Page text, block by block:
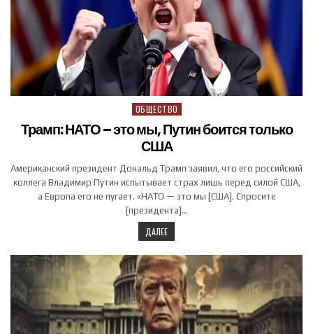
Posted in
ОБЩЕСТВО
Трамп: НАТО – это мы, Путин боится только
США
Американский президент Дональд Трамп заявил, что его российский
коллега Владимир Путин испытывает страх лишь перед силой США,
а Европа его не пугает. «НАТО — это мы [США]. Спросите
[президента]…
ДАЛЕЕ